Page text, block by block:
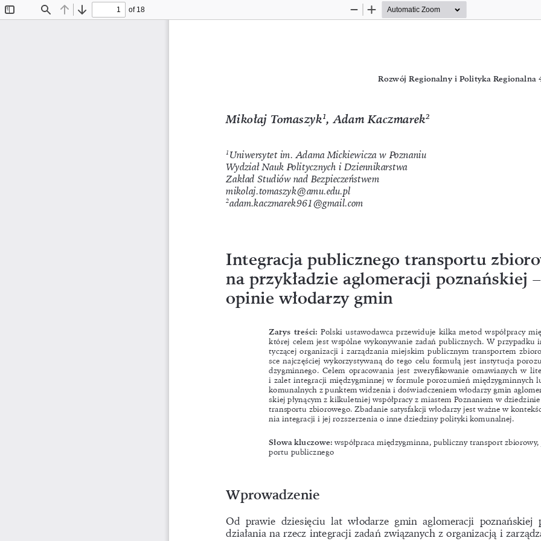
Find Previous
Next
of 18
Zoom
Zoom
Rozwój Regionalny i Polityka Regionalna
Mikołaj Tomaszyk1 , Adam Kaczmarek2
1 Uniwersytet im. Adama Mickiewicza w Poznaniu
Wydział Nauk Politycznych i Dziennikarstwa
Zakład Studiów nad Bezpieczeństwem
mikolaj.tomaszyk@amu.edu.pl
2adam.kaczmarek961@gmail.com
Integracja publicznego transportu
na przykładzie aglomeracji poznańskiej –
opinie włodarzy gmin
Zarys treści: Polski ustawodawca przewiduje kilka metod współpracy
której celem jest wspólne wykonywanie zadań publicznych. W przypadku
tyczącej organizacji i zarządzania miejskim publicznym transportem
sce najczęściej wykorzystywaną do tego celu formułą jest instytucja
dzygminnego. Celem opracowania jest zweryfikowanie omawianych w
i zalet integracji międzygminnej w formule porozumień międzygminnych
komunalnych z punktem widzenia i doświadczeniem włodarzy gmin
skiej płynącym z kilkuletniej współpracy z miastem Poznaniem w
transportu zbiorowego. Zbadanie satysfakcji włodarzy jest ważne w
nia integracji i jej rozszerzenia o inne dziedziny polityki komunalnej.
Słowa kluczowe: współpraca międzygminna, publiczny transport zbiorowy,
portu publicznego
Wprowadzenie
Od  prawie  dziesięciu  lat  włodarze  gmin  aglomeracji  poznańskiej
działania na rzecz integracji zadań związanych z organizacją i